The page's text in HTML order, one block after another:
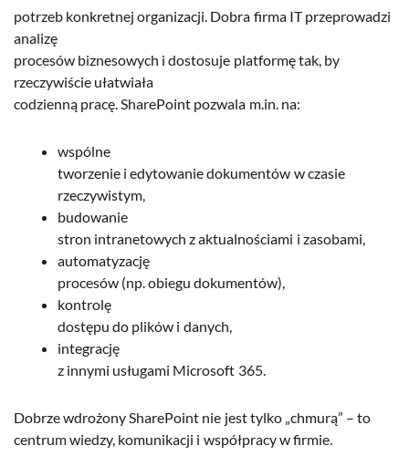
potrzeb konkretnej organizacji. Dobra firma IT przeprowadzi
analizę
procesów biznesowych i dostosuje platformę tak, by
rzeczywiście ułatwiała
codzienną pracę. SharePoint pozwala m.in. na:
wspólne
tworzenie i edytowanie dokumentów w czasie
rzeczywistym,
budowanie
stron intranetowych z aktualnościami i zasobami,
automatyzację
procesów (np. obiegu dokumentów),
kontrolę
dostępu do plików i danych,
integrację
z innymi usługami Microsoft 365.
Dobrze wdrożony SharePoint nie jest tylko „chmurą” – to
centrum wiedzy, komunikacji i współpracy w firmie.